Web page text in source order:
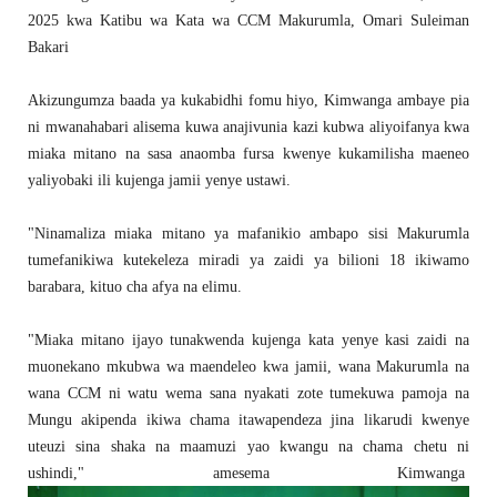
2025 kwa Katibu wa Kata wa CCM Makurumla, Omari Suleiman
Bakari
Akizungumza baada ya kukabidhi fomu hiyo, Kimwanga ambaye pia
ni mwanahabari alisema kuwa anajivunia kazi kubwa aliyoifanya kwa
miaka mitano na sasa anaomba fursa kwenye kukamilisha maeneo
yaliyobaki ili kujenga jamii yenye ustawi.
"Ninamaliza miaka mitano ya mafanikio ambapo sisi Makurumla
tumefanikiwa kutekeleza miradi ya zaidi ya bilioni 18 ikiwamo
barabara, kituo cha afya na elimu.
"Miaka mitano ijayo tunakwenda kujenga kata yenye kasi zaidi na
muonekano mkubwa wa maendeleo kwa jamii, wana Makurumla na
wana CCM ni watu wema sana nyakati zote tumekuwa pamoja na
Mungu akipenda ikiwa chama itawapendeza jina likarudi kwenye
uteuzi sina shaka na maamuzi yao kwangu na chama chetu ni
ushindi," amesema Kimwanga